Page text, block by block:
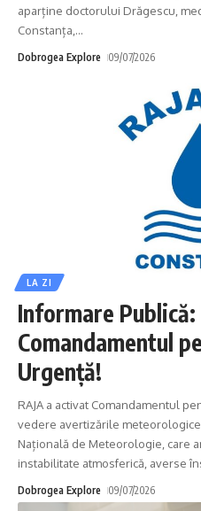
aparține doctorului Drăgescu,
Constanța, …
Dobrogea Explore 09/07/2026
LA ZI
Informare Publică:
Comandamentul
Urgență!
RAJA a activat Comandamentul
vedere avertizările
Națională de Meteorologie, care
instabilitate atmosferică, averse
Dobrogea Explore 09/07/2026